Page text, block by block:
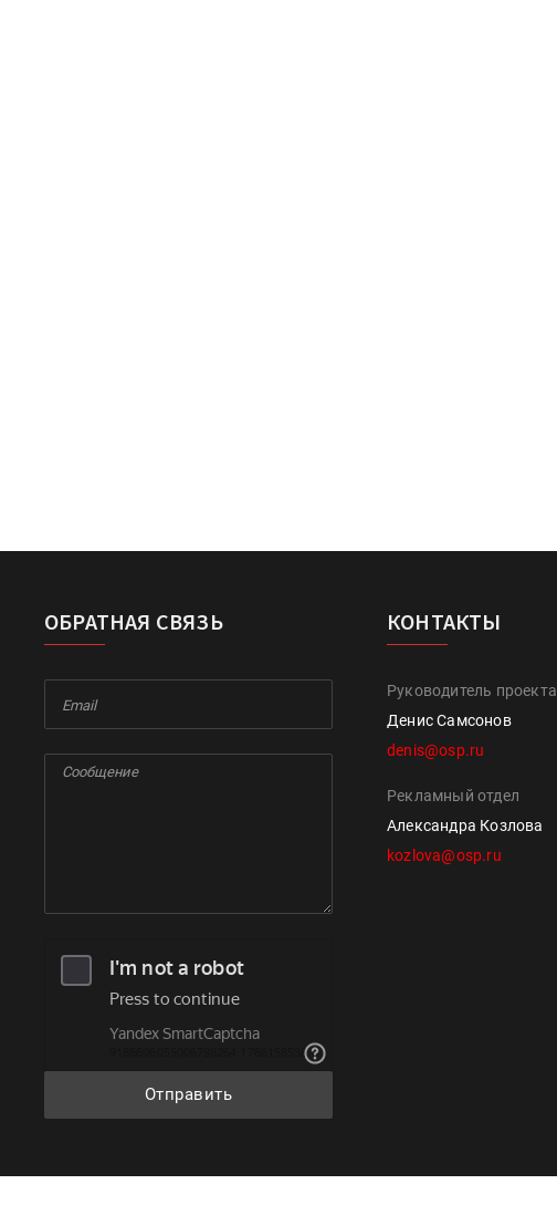
ОБРАТНАЯ СВЯЗЬ
Отправить
КОНТАКТЫ
Руководитель проекта
Денис Самсонов
denis@osp.ru
Рекламный отдел
Александра Козлова
kozlova@osp.ru